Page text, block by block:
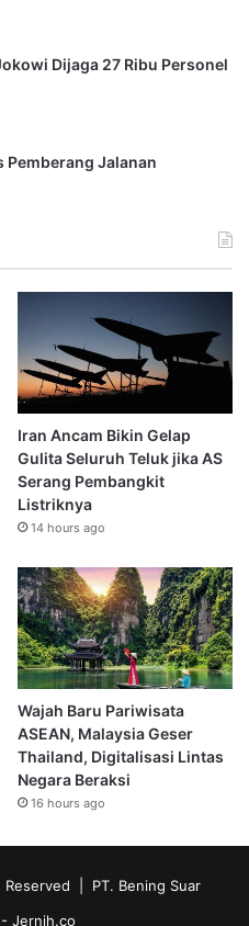
Dijaga 27 Ribu Personel
Pemberang Jalanan
Iran Ancam Bikin Gelap
Gulita Seluruh Teluk jika AS
Serang Pembangkit
Listriknya
14 hours ago
Wajah Baru Pariwisata
ASEAN, Malaysia Geser
Thailand, Digitalisasi Lintas
Negara Beraksi
16 hours ago
| PT. Bening Suar
- Jernih.co